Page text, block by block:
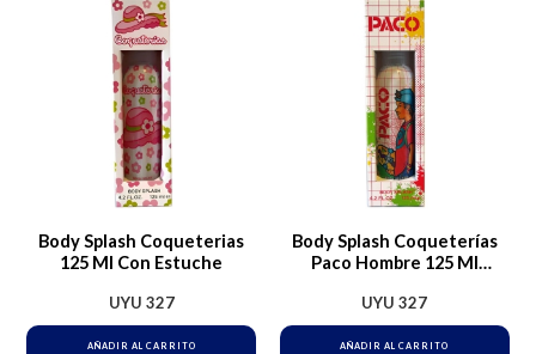
Body Splash Coqueterias
125 Ml Con Estuche
UYU 327
AÑADIR AL CARRITO
Body Splash Coqueterías
Paco Hombre 125 Ml
UYU 327
AÑADIR AL CARRITO